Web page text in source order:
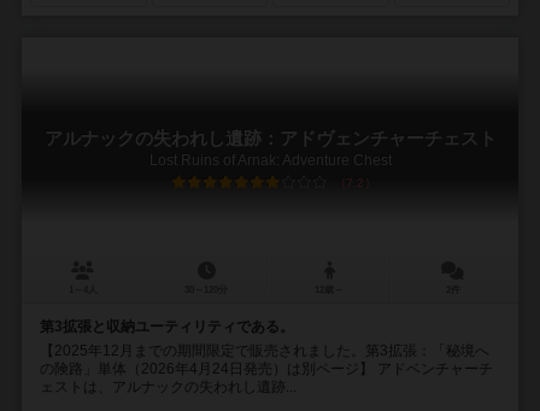
アルナックの失われし遺跡：アドヴェンチャーチェスト
Lost Ruins of Arnak: Adventure Chest
7.2
第3拡張と収納ユーティリティである。
【2025年12月までの期間限定で販売されました。第3拡張：「秘境へ
の険路」単体（2026年4月24日発売）は別ページ】 アドベンチャーチ
ェストは、アルナックの失われし遺跡...